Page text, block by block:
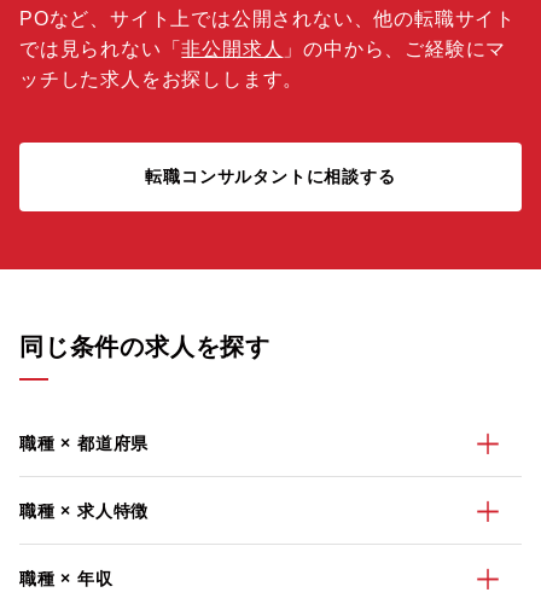
POなど、サイト上では公開されない、他の転職サイト
では見られない「非公開求人 」の中から、ご経験にマ
ッチした求人をお探しします。
転職コンサルタントに相談する
同じ条件の求人を探す
職種 × 都道府県
職種 × 求人特徴
職種 × 年収